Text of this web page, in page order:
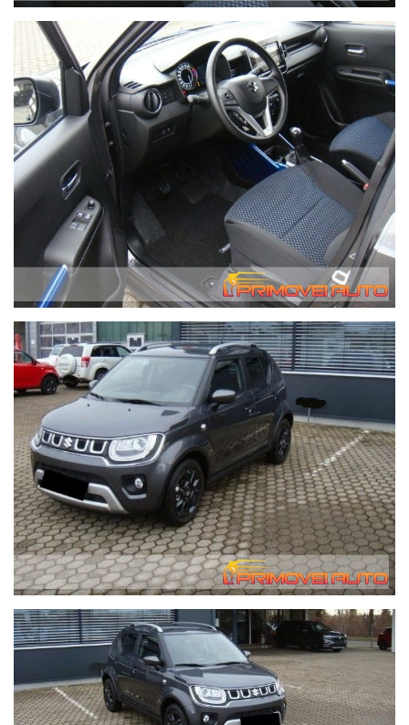
Possibilità di consegna anche a domicilio con mezzo
attrezzato - il costo di questo servizio varia in base a i
chilometri di percorrenza. Contattateci per avere queste
informazioni, grazie. We speak English.
In caso di acquisto forniamo gratuitamente alla nostra
clientela che lo richieda, il servizio di recupero dalla Stazione
Ferroviaria Centrale di Modena fino alla nostra sede.
Migliaia di clienti hanno acquistato da noi da tutta Italia.
4x4 abs Airbag frontali e laterali e altri Avviso di
attraversamento involontario della linea Android-Auto
Immobilizzatore Apple CarPlay Assistenza alla frenata di
emergenza Assistenza alla partenza in salita Bluetooth Aria
condizionata manuale Comando vocale Controllo automatico
della pressione dei pneumatici Servosterzo Touch screen ESP
Chiusura centralizzata Luci di posizione a LED Galleria del
tetto Garanzia Cerchi in lega Kit di emergenza per la
riparazione dei pneumatici Mani libere Computer di bordo
Fendinebbia Fari a LED Pneumatici estivi porta USB Radio DAB
Specchio esterno elettrico Sedili riscaldati Sistema di controllo
della trazione Sistema di rilevamento della fatica Sistema
Stop&Start Veicolo per non fumatori Chiusura centralizzata
senza chiave Volante multifunzione